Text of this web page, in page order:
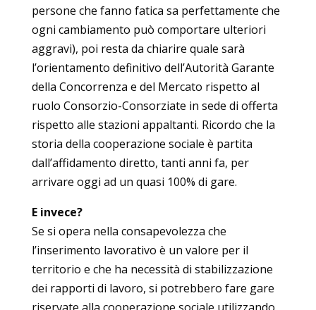
persone che fanno fatica sa perfettamente che
ogni cambiamento può comportare ulteriori
aggravi), poi resta da chiarire quale sarà
l’orientamento definitivo dell’Autorità Garante
della Concorrenza e del Mercato rispetto al
ruolo Consorzio-Consorziate in sede di offerta
rispetto alle stazioni appaltanti. Ricordo che la
storia della cooperazione sociale è partita
dall’affidamento diretto, tanti anni fa, per
arrivare oggi ad un quasi 100% di gare.
E invece?
Se si opera nella consapevolezza che
l’inserimento lavorativo è un valore per il
territorio e che ha necessità di stabilizzazione
dei rapporti di lavoro, si potrebbero fare gare